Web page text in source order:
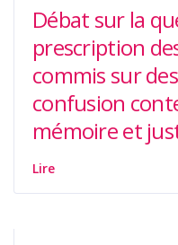
Débat sur la
prescription
commis sur
confusion
mémoire et
Lire